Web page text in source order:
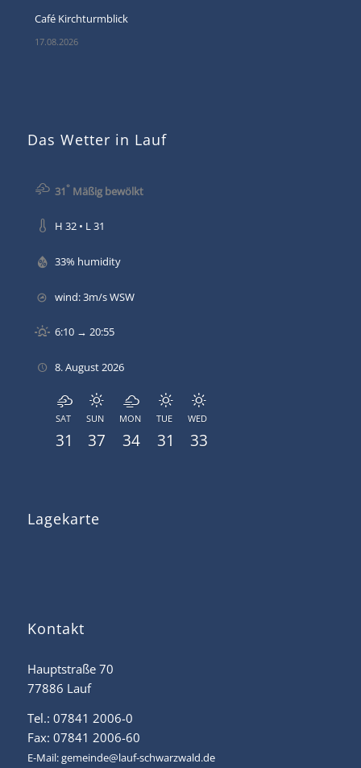
Café Kirchturmblick
17.08.2026
Das Wetter in Lauf
31°Mäßig bewölkt
H 32 • L 31
33% humidity
wind: 3m/s WSW
6:10 → 20:55
8. August 2026
SAT
31
SUN
37
MON
34
TUE
31
WED
33
Lagekarte
Kontakt
Hauptstraße 70
77886 Lauf
Tel.: 07841 2006-0
Fax: 07841 2006-60
E-Mail:gemeinde@lauf-schwarzwald.de